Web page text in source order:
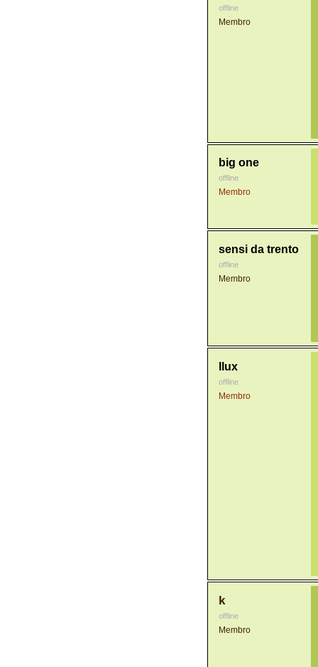
offline
Membro
big one
offline
Membro
sensi da trento
offline
Membro
llux
offline
Membro
k
offline
Membro